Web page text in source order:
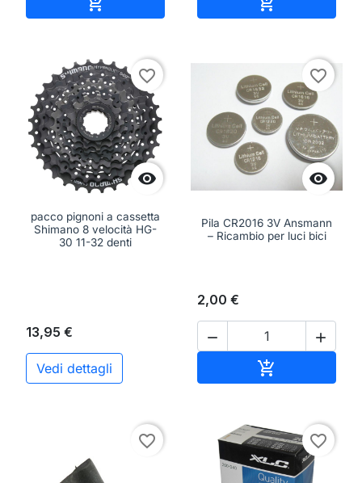

favorite_border
pacco pignoni a cassetta
Shimano 8 velocità HG-
30 11-32 denti
13,95 €
Vedi dettagli

favorite_border
Pila CR2016 3V Ansmann
– Ricambio per luci bici
2,00 €
 

favorite_border favorite_border